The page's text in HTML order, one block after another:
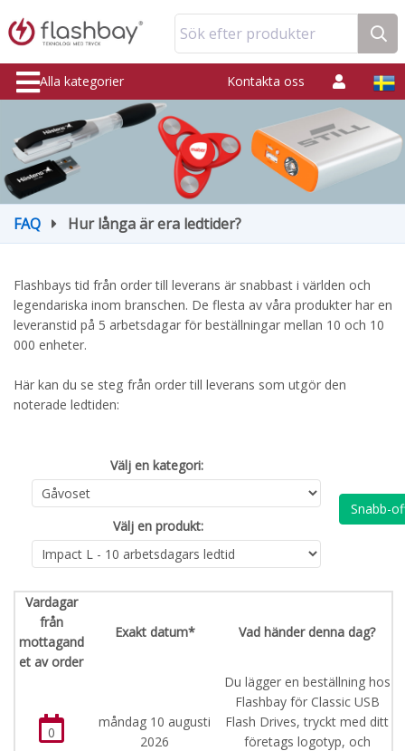
Sök efter produkter
Alla kategorier Kontakta oss
FAQ Hur långa är era ledtider?
Flashbays tid från order till leverans är snabbast i världen och
legendariska inom branschen. De flesta av våra produkter har en
leveranstid på 5 arbetsdagar för beställningar mellan 10 och 10
000 enheter.
Här kan du se steg från order till leverans som utgör den
noterade ledtiden:
Välj en kategori:
Välj en produkt:
Snabb-
Vardagar
från
mottagand
et av order
Exakt datum* Vad händer denna dag?
0
måndag 10 augusti
2026
Du lägger en beställning hos
Flashbay för Classic USB
Flash Drives, tryckt med ditt
företags logotyp, och